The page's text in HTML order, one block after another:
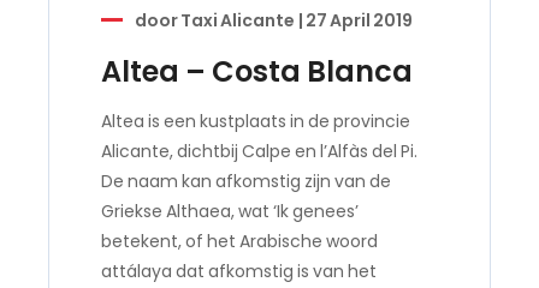
doorTaxi Alicante | 27 April 2019
Altea – Costa Blanca
Altea is een kustplaats in de provincie
Alicante, dichtbij Calpe en l’Alfàs del Pi.
De naam kan afkomstig zijn van de
Griekse Althaea, wat ‘Ik genees’
betekent, of het Arabische woord
attálaya dat afkomstig is van het